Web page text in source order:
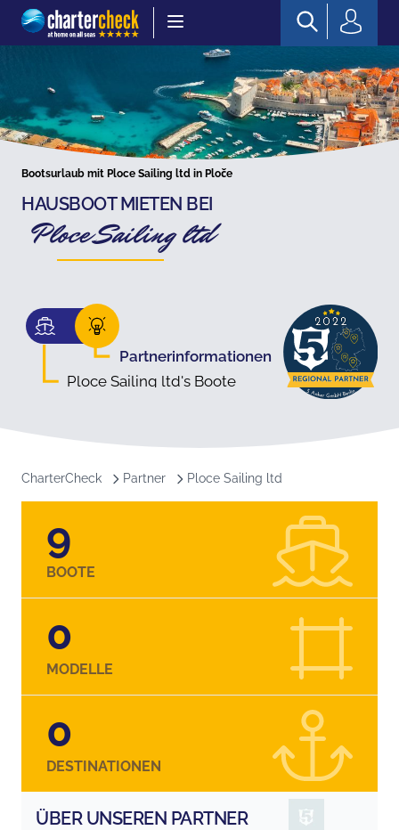
Chartercheck
Bootsurlaub mit Ploce Sailing ltd in Ploče
HAUSBOOT MIETEN BEI
Ploce Sailing ltd
Partnerinformationen
Ploce Sailing ltd's Boote
CharterCheck Partner Ploce Sailing ltd
9
BOOTE
0
MODELLE
0
DESTINATIONEN
ÜBER UNSEREN PARTNER